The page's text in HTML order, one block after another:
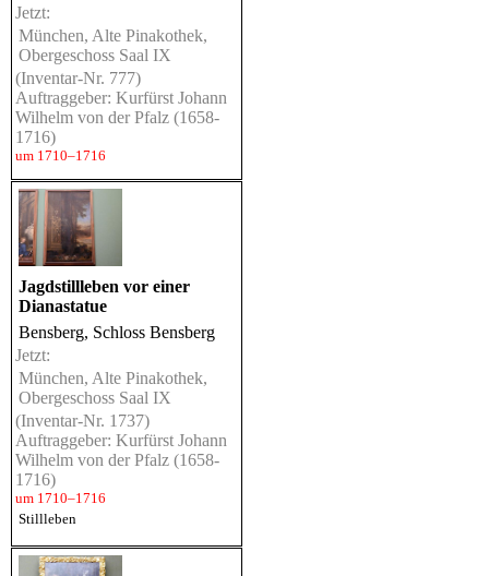
Jetzt:
München, Alte Pinakothek,
Obergeschoss Saal IX
(Inventar-Nr. 777)
Auftraggeber: Kurfürst Johann
Wilhelm von der Pfalz (1658-
1716)
um 1710–1716
Jagdstillleben vor einer
Dianastatue
Bensberg, Schloss Bensberg
Jetzt:
München, Alte Pinakothek,
Obergeschoss Saal IX
(Inventar-Nr. 1737)
Auftraggeber: Kurfürst Johann
Wilhelm von der Pfalz (1658-
1716)
um 1710–1716
Stillleben